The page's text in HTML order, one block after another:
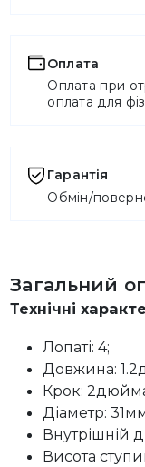
Оплата
Оплата при
оплата для
Гарантія
Обмін/
Загальний
Технічні
Лопаті: 4;
Довжина:
Крок:
Діаметр:
Внутрішній
Висота